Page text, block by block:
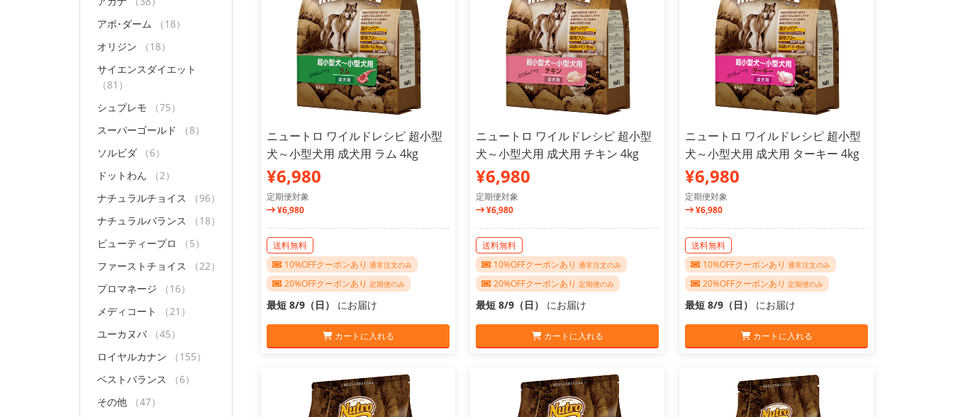
アボ･ダーム
（18）
オリジン
（18）
サイエンスダイエット
（81）
シュプレモ
（75）
スーパーゴールド
（8）
ソルビダ
（6）
ドットわん
（2）
ナチュラルチョイス
（96）
ナチュラルバランス
（18）
ビューティープロ
（5）
ファーストチョイス
（22）
プロマネージ
（16）
メディコート
（21）
ユーカヌバ
（45）
ロイヤルカナン
（155）
ベストバランス
（6）
その他
（47）
ニュートロ ワイルドレシピ 超小型
犬～小型犬用 成犬用 ラム 4kg
¥6,980
定期便対象
¥6,980
送料無料
10%OFFクーポンあり 通常注文のみ
20%OFFクーポンあり 定期便のみ
最短 8/9（日） にお届け
カートに入れる
ニュートロ ワイルドレシピ 超小型
犬～小型犬用 成犬用 チキン 4kg
¥6,980
定期便対象
¥6,980
送料無料
10%OFFクーポンあり 通常注文のみ
20%OFFクーポンあり 定期便のみ
最短 8/9（日） にお届け
カートに入れる
ニュートロ ワイルドレシピ 超小型
犬～小型犬用 成犬用 ターキー 4kg
¥6,980
定期便対象
¥6,980
送料無料
10%OFFクーポンあり 通常注文のみ
20%OFFクーポンあり 定期便のみ
最短 8/9（日） にお届け
カートに入れる